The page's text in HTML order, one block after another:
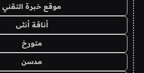
موقع خبرة التقني
أناقة أنثى
متورخ
مدسن